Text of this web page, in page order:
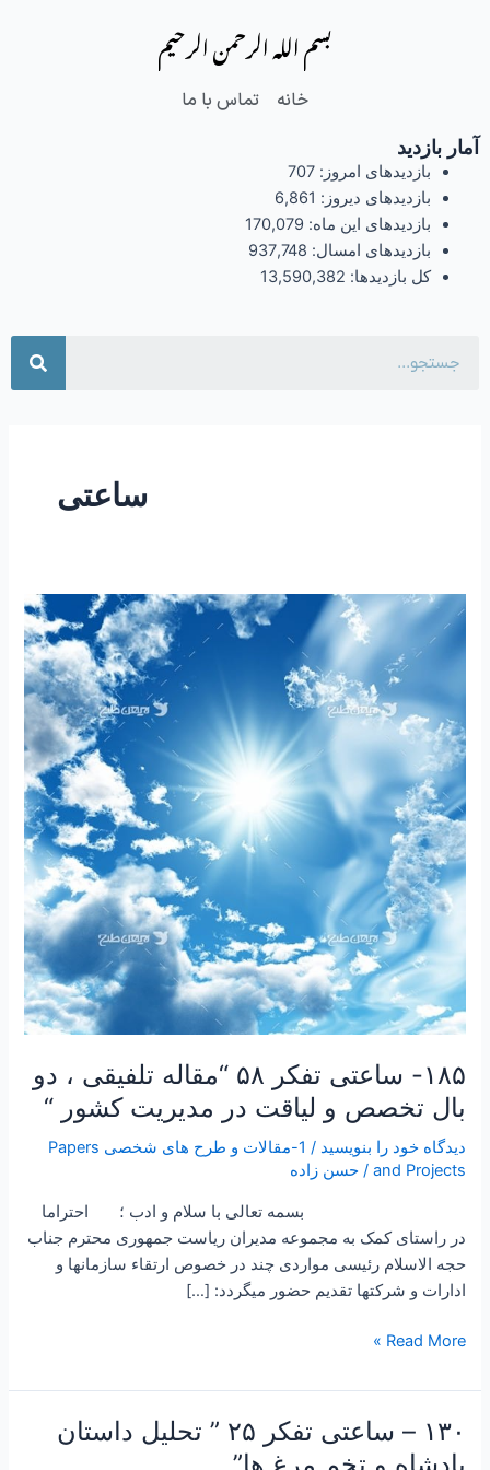
بسم الله الرحمن الرحیم
خانه تماس با ما
آمار بازدید
بازدیدهای امروز: 707
بازدیدهای دیروز: 6,861
بازدیدهای این ماه: 170,079
بازدیدهای امسال: 937,748
کل بازدیدها: 13,590,382
ساعتی
۱۸۵- ساعتی تفکر ۵۸ “مقاله تلفیقی ، دو
بال تخصص و لیاقت در مدیریت کشور “
دیدگاه‌ خود را بنویسید /
1-مقالات و طرح های شخصی Papers
and Projects
/حسن زاده
بسمه تعالی با سلام و ادب ؛ احتراما
در راستای کمک به مجموعه مدیران ریاست جمهوری محترم جناب
حجه الاسلام رئیسی مواردی چند در خصوص ارتقاء سازمانها و
ادارات و شرکتها تقدیم حضور میگردد: […]
۱۸۵-
ساعتی
تفکر
“مقاله
تلفیقی
،
دو
بال
تخصص
و
لیاقت
مدیریت
کشور
Read More »
۱۳۰ – ساعتی تفکر ۲۵ ” تحلیل داستان
۱۳۰